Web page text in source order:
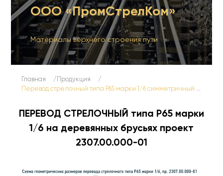
ООО «ПромСтрелКом»
Материалы верхнего строения пути
Главная
Продукция
Перевод стрелочный типа Р65 марки 1/6 симметричный приемоотправочный колеи 1520 мм
ПЕРЕВОД СТРЕЛОЧНЫЙ типа Р65 марки
1/6 на деревянных брусьях проект
2307.00.000-01